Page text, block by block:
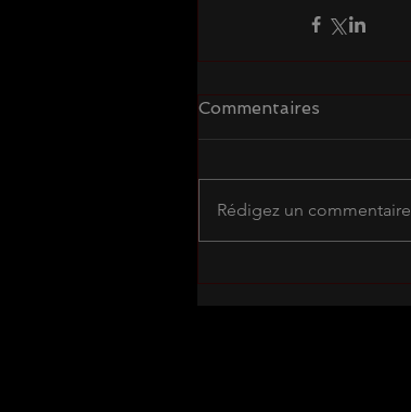
Commentaires
Rédigez un